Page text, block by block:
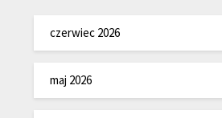
czerwiec 2026
maj 2026